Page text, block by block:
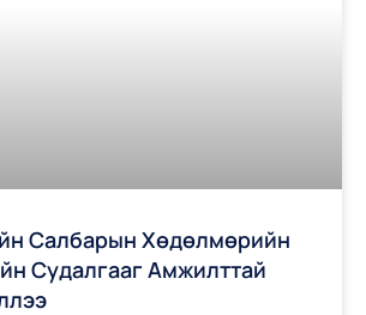
Салбарын Хөдөлмөрийн
Судалгааг Амжилттай